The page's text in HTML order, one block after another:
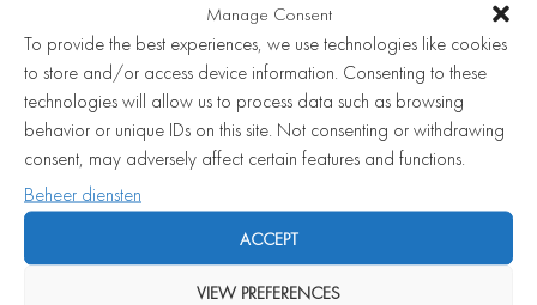
Manage Consent
To provide the best experiences, we use technologies like cookies
to store and/or access device information. Consenting to these
technologies will allow us to process data such as browsing
behavior or unique IDs on this site. Not consenting or withdrawing
consent, may adversely affect certain features and functions.
Beheer diensten
ACCEPT
VIEW PREFERENCES
Vraag bij reservering expliciet om een tafel op
het terras, want dit is niet altijd automatisch
Houd rekening met een alternatief binnenshuis
bij onzeker weer
Wat zijn de beste gerechten
om te bestellen tijdens een
zakelijke lunch aan het